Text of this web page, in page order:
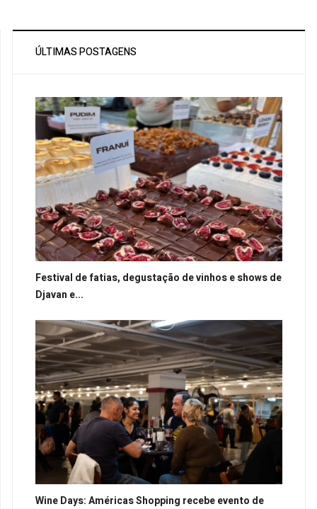
ÚLTIMAS POSTAGENS
Festival de fatias, degustação de vinhos e shows de
Djavan e...
Wine Days: Américas Shopping recebe evento de